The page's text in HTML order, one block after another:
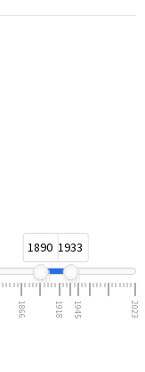
1890 1933
1866 1918 1945 2023